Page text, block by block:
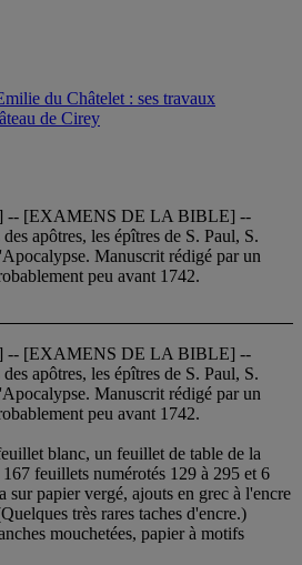
du Châtelet : ses travaux
de Cirey
-- [EXAMENS DE LA BIBLE] --
apôtres, les épîtres de S. Paul, S.
Manuscrit rédigé par un
peu avant 1742.
-- [EXAMENS DE LA BIBLE] --
apôtres, les épîtres de S. Paul, S.
Manuscrit rédigé par un
peu avant 1742.
blanc, un feuillet de table de la
feuillets numérotés 129 à 295 et 6
sur papier vergé, ajouts en grec à l'encre
très rares taches d'encre.)
mouchetées, papier à motifs